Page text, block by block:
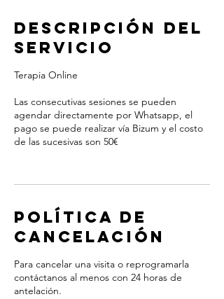
Descripción del
servicio
Terapia Online
Las consecutivas sesiones se pueden
agendar directamente por Whatsapp, el
pago se puede realizar vía Bizum y el costo
de las sucesivas son 50€
Política de
cancelación
Para cancelar una visita o reprogramarla
contáctanos al menos con 24 horas de
antelación.